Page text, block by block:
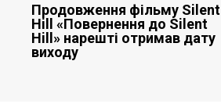
Продовження фільму Silent
Hill «Повернення до Silent
Hill» нарешті отримав дату
виходу